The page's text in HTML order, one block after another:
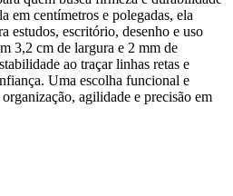
em centímetros e polegadas, ela
estudos, escritório, desenho e uso
3,2 cm de largura e 2 mm de
ao traçar linhas retas e
Uma escolha funcional e
agilidade e precisão em